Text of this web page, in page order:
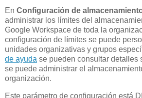
En Configuración de
administrar los límites del
Google Workspace de toda la
configuración de límites se puede
unidades organizativas y grupos
de ayuda se pueden consultar detalles
se puede administrar el
organización.
Este parámetro de configuración está